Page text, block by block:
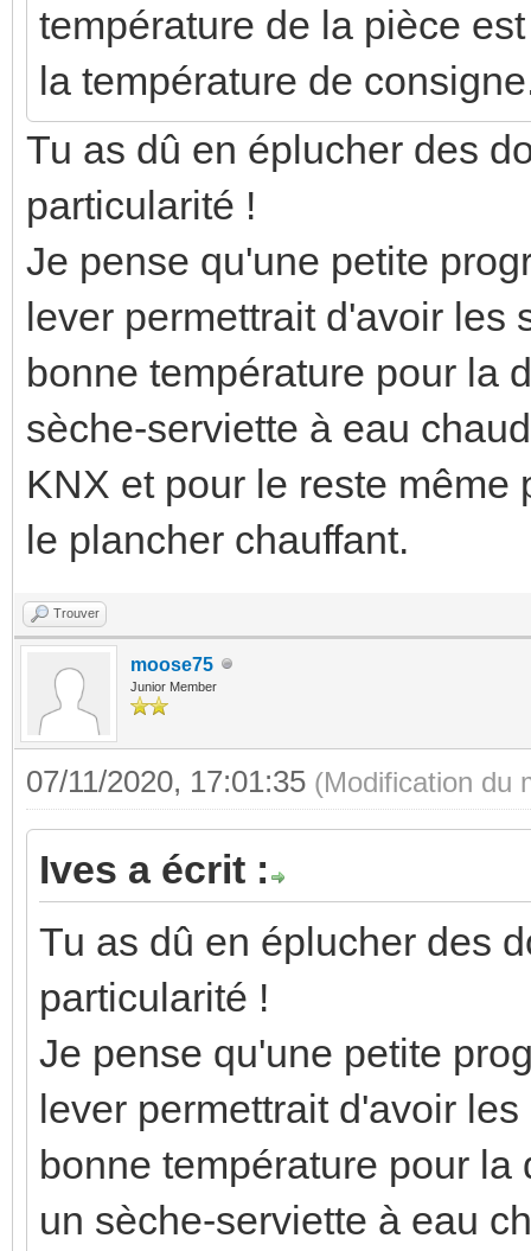
température de la pièce
la température de
Tu as dû en éplucher des
particularité !
Je pense qu'une petite
lever permettrait d'avoir les
bonne température pour la
sèche-serviette à eau
KNX et pour le reste même
le plancher chauffant.
Trouver
moose75
Junior Member
07/11/2020, 17:01:35 (Modification du
Ives a écrit :
Tu as dû en éplucher des
particularité !
Je pense qu'une petite
lever permettrait d'avoir
bonne température pour
un sèche-serviette à eau